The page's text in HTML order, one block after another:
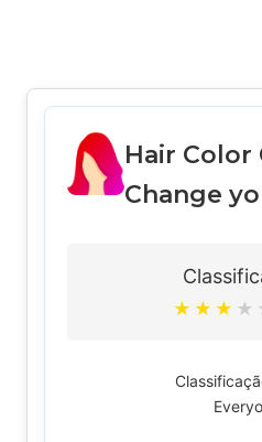
Hair Color
Change
★ ★ ★ ★